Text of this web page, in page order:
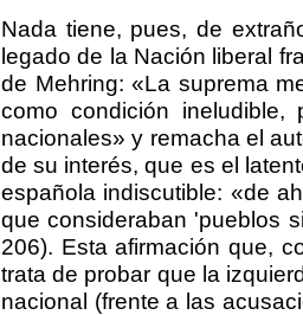
Nada tiene, pues, de
legado de la Nación liberal
de Mehring: «La suprema
como condición
nacionales» y remacha el
de su interés, que es el
española indiscutible: «de
que consideraban 'pueblos
206). Esta afirmación que,
trata de probar que la
nacional (frente a las